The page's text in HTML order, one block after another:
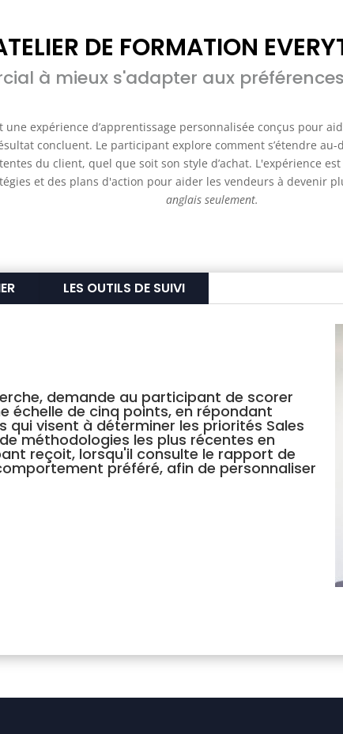
DE FORMATION
à mieux s'adapter aux
une expérience d’apprentissage personnalisée conçus pour
concluent. Le participant explore comment s’étendre
du client, quel que soit son style d’achat. L'expérience
et des plans d'action pour aider les vendeurs à devenir
anglais seulement.
LES OUTILS DE SUIVI
demande au participant de scorer
échelle de cinq points, en répondant
visent à déterminer les priorités Sales
méthodologies les plus récentes en
reçoit, lorsqu'il consulte le rapport de
préféré, afin de personnaliser